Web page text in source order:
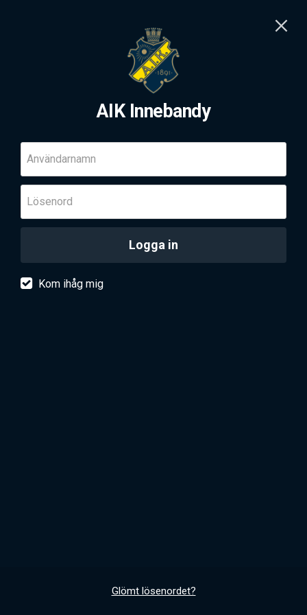
AIK Innebandy
Användarnamn
Lösenord
Logga in
Kom ihåg mig
Glömt lösenordet?